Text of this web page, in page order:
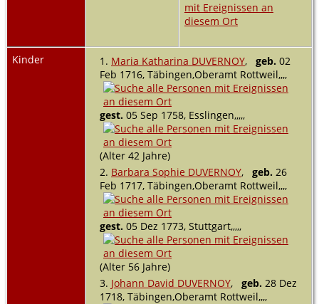
Kinder 1. Maria Katharina DUVERNOY, geb. 02
Feb 1716, Täbingen,Oberamt Rottweil,,,,
gest. 05 Sep 1758, Esslingen,,,,,
(Alter 42 Jahre)
2. Barbara Sophie DUVERNOY, geb. 26
Feb 1717, Täbingen,Oberamt Rottweil,,,,
gest. 05 Dez 1773, Stuttgart,,,,,
(Alter 56 Jahre)
3. Johann David DUVERNOY, geb. 28 Dez
1718, Täbingen,Oberamt Rottweil,,,,